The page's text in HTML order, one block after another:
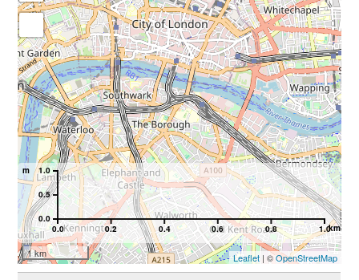
0.0 0.2 0.4 0.6 0.8 1.0km
0.0
0.5
1.0
m
1 km Leaflet| ©OpenStreetMap